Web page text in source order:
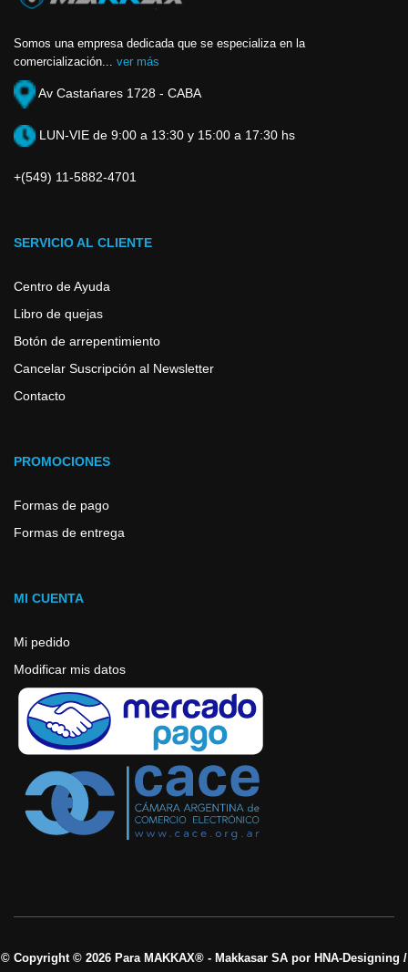
Somos una empresa dedicada que se especializa en la
comercialización... ver más
Av Castańares 1728 - CABA
LUN-VIE de 9:00 a 13:30 y 15:00 a 17:30 hs
+(549) 11-5882-4701
SERVICIO AL CLIENTE
Centro de Ayuda
Libro de quejas
Botón de arrepentimiento
Cancelar Suscripción al Newsletter
Contacto
PROMOCIONES
Formas de pago
Formas de entrega
MI CUENTA
Mi pedido
Modificar mis datos
© Copyright © 2026 Para MAKKAX® - Makkasar SA por HNA-Designing /